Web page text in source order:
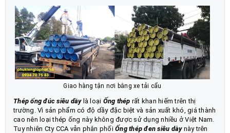
Giao hàng tận nơi bằng xe tải cẩu
Thép ống đúc siêu dầylà loại Ống thép rất khan hiếm trên thị
trường. Vì sản phẩm có độ dầy đặc biệt và sản xuất khó, giá thành
cao nên loại thép ống này không được sử dụng nhiều ở Việt Nam.
Tuy nhiên Cty CCA vẫn phân phối Ống thép đen siêu dàynày trên